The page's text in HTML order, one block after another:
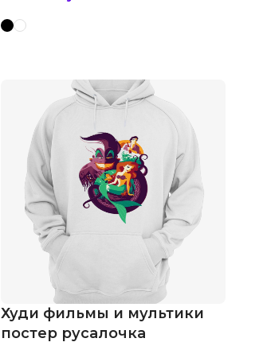
Худи фильмы и мультики
постер русалочка